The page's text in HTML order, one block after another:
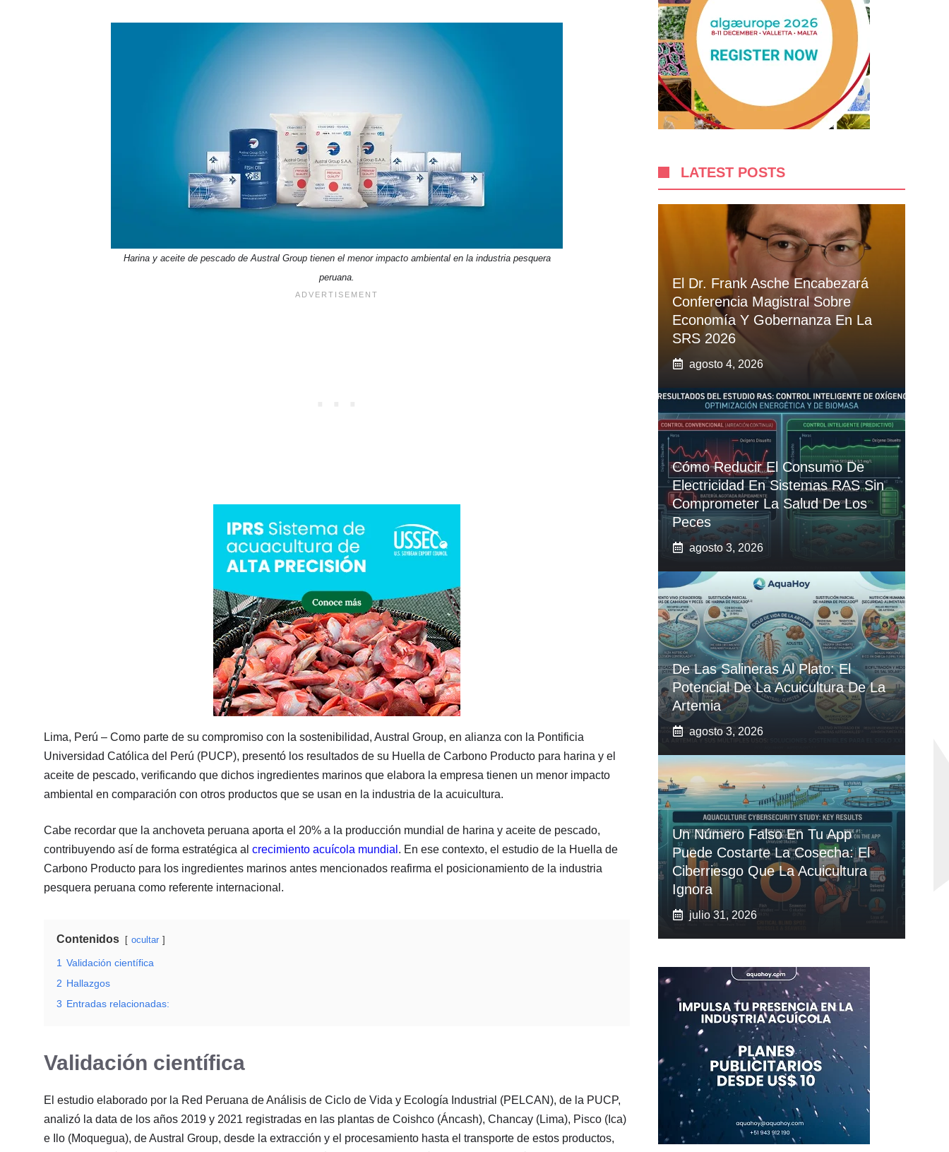
Harina y aceite de pescado de Austral Group tienen el menor impacto ambiental en la industria pesquera
peruana.
Lima, Perú – Como parte de su compromiso con la sostenibilidad, Austral Group, en alianza con la Pontificia
Universidad Católica del Perú (PUCP), presentó los resultados de su Huella de Carbono Producto para harina y el
aceite de pescado, verificando que dichos ingredientes marinos que elabora la empresa tienen un menor impacto
ambiental en comparación con otros productos que se usan en la industria de la acuicultura.
Cabe recordar que la anchoveta peruana aporta el 20% a la producción mundial de harina y aceite de pescado,
contribuyendo así de forma estratégica al crecimiento acuícola mundial . En ese contexto, el estudio de la Huella de
Carbono Producto para los ingredientes marinos antes mencionados reafirma el posicionamiento de la industria
pesquera peruana como referente internacional.
Contenidos ocultar
1 Validación científica
2 Hallazgos
3 Entradas relacionadas:
Validación científica
El estudio elaborado por la Red Peruana de Análisis de Ciclo de Vida y Ecología Industrial (PELCAN), de la PUCP,
analizó la data de los años 2019 y 2021 registradas en las plantas de Coishco (Áncash), Chancay (Lima), Pisco (Ica)
e Ilo (Moquegua), de Austral Group, desde la extracción y el procesamiento hasta el transporte de estos productos,
LATEST POSTS
El Dr. Frank Asche Encabezará
Conferencia Magistral Sobre
Economía Y Gobernanza En La
SRS 2026
agosto 4, 2026
Cómo Reducir El Consumo De
Electricidad En Sistemas RAS Sin
Comprometer La Salud De Los
Peces
agosto 3, 2026
De Las Salineras Al Plato: El
Potencial De La Acuicultura De La
Artemia
agosto 3, 2026
Un Número Falso En Tu App
Puede Costarte La Cosecha: El
Ciberriesgo Que La Acuicultura
Ignora
julio 31, 2026